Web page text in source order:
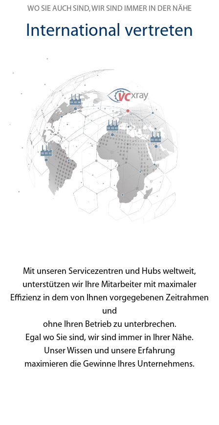
WO SIE AUCH SIND, WIR SIND IMMER IN DER NÄHE
International vertreten
Mit unseren Servicezentren und Hubs weltweit,
unterstützen wir Ihre Mitarbeiter mit maximaler
Effizienz in dem von Ihnen vorgegebenen Zeitrahmen
und
ohne Ihren Betrieb zu unterbrechen.
Egal wo Sie sind, wir sind immer in Ihrer Nähe.
Unser Wissen und unsere Erfahrung
maximieren die Gewinne Ihres Unternehmens.